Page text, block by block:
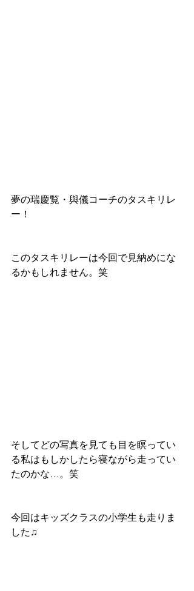
夢の瑞慶覧・與儀コーチのタスキリレ
ー！
このタスキリレーは今回で見納めにな
るかもしれません。笑
そしてどの写真を見ても目を瞑ってい
る私はもしかしたら寝ながら走ってい
たのかな…。笑
今回はキッズクラスの小学生も走りま
した♫